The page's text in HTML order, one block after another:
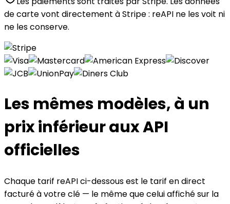
de carte vont directement à Stripe : reAPI ne les voit ni
ne les conserve.
Les mêmes modèles, à un
prix inférieur aux API
officielles
Chaque tarif reAPI ci-dessous est le tarif en direct
facturé à votre clé — le même que celui affiché sur la